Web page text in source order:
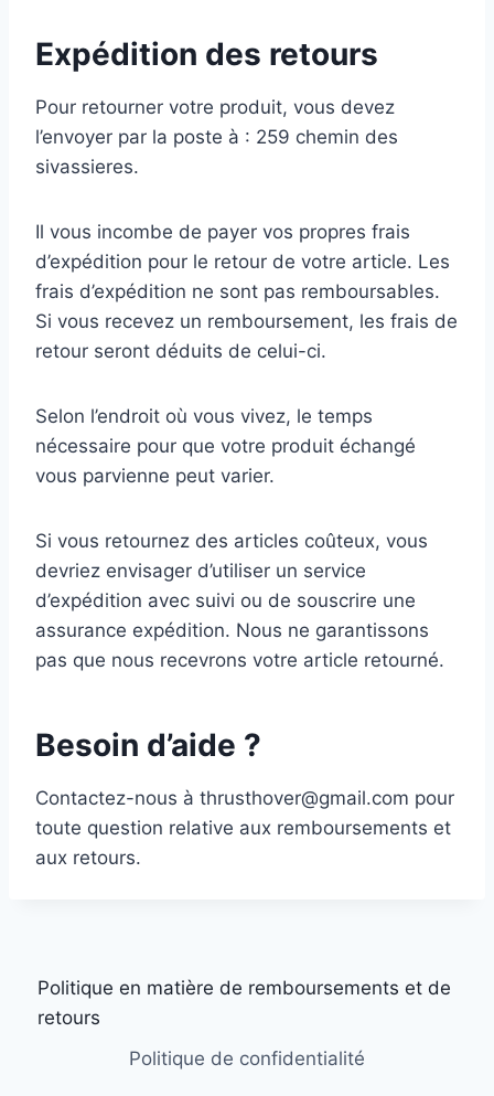
Expédition des retours
Pour retourner votre produit, vous devez
l’envoyer par la poste à : 259 chemin des
sivassieres.
Il vous incombe de payer vos propres frais
d’expédition pour le retour de votre article. Les
frais d’expédition ne sont pas remboursables.
Si vous recevez un remboursement, les frais de
retour seront déduits de celui-ci.
Selon l’endroit où vous vivez, le temps
nécessaire pour que votre produit échangé
vous parvienne peut varier.
Si vous retournez des articles coûteux, vous
devriez envisager d’utiliser un service
d’expédition avec suivi ou de souscrire une
assurance expédition. Nous ne garantissons
pas que nous recevrons votre article retourné.
Besoin d’aide ?
Contactez-nous à thrusthover@gmail.com pour
toute question relative aux remboursements et
aux retours.
Politique en matière de remboursements et de
retours
Politique de confidentialité